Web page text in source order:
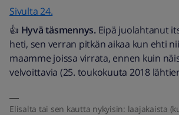
Sivulta 24.
👍 Hyvä täsmennys. Eipä juolahtanut
heti, sen verran pitkän aikaa kun ehti
maamme joissa virrata, ennen kuin
velvoittavia (25. toukokuuta 2018
Elisalta tai sen kautta nykyisin: laajakaista